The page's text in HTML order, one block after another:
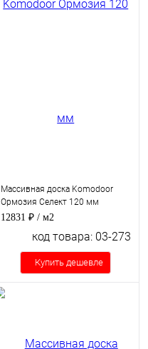
Массивная доска Komodoor
Ормозия Селект 120 мм
12831 ₽ / м2
код товара: 03-273
Купить дешевле